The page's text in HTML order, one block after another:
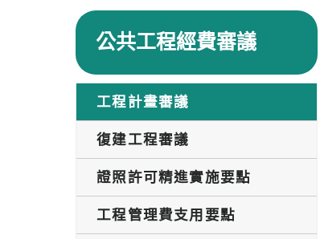
公共工程經費審議
工程計畫審議
復建工程審議
證照許可精進實施要點
工程管理費支用要點